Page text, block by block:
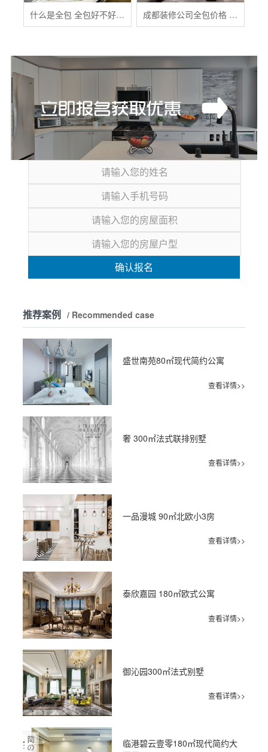
什么是全包 全包好不好 全包装修注意事项有哪些 成都装修公司全包价格 成都全包装修多少钱一平
确认报名
推荐案例 / Recommended case
盛世南苑80㎡现代简约公寓
查看详情>>
奢 300㎡法式联排别墅
查看详情>>
一品漫城 90㎡北欧小3房
查看详情>>
泰欣嘉园 180㎡欧式公寓
查看详情>>
御沁园300㎡法式别墅
查看详情>>
临港碧云壹零180㎡现代简约大